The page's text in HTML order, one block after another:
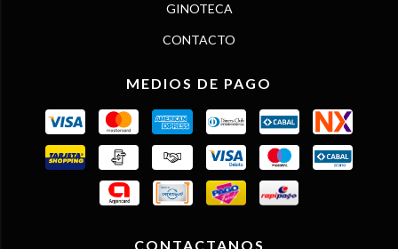
GINOTECA
CONTACTO
MEDIOS DE PAGO
CONTACTANOS